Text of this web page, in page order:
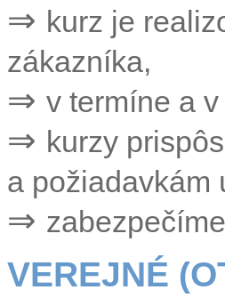
⇒ kurz je
zákazníka,
⇒ v termíne a
⇒ kurzy
a požiadavkám
⇒
VEREJNÉ